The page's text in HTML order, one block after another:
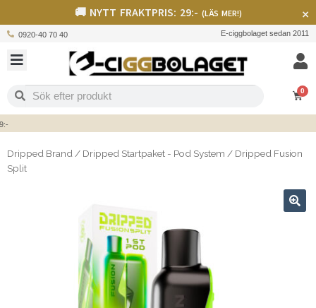
🚚 NYTT FRAKTPRIS: 29:- (LÄS MER!) ×
0920-40 70 40 E-ciggbolaget sedan 2011
0
Dripped Brand / Dripped Startpaket - Pod System / Dripped Fusion
Split